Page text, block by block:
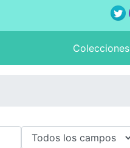
Colecciones